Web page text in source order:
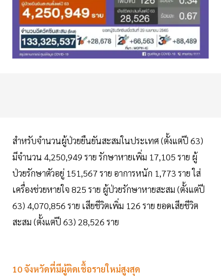
สำหรับจำนวนผู้ป่วยยืนยันสะสมในประเทศ (ตั้งแต่ปี 63)
มีจำนวน 4,250,949 ราย รักษาหายเพิ่ม 17,105 ราย ผู้
ป่วยรักษาตัวอยู่ 151,567 ราย อาการหนัก 1,773 ราย ใส่
เครื่องช่วยหายใจ 825 ราย ผู้ป่วยรักษาหายสะสม (ตั้งแต่ปี
63) 4,070,856 ราย เสียชีวิตเพิ่ม 126 ราย ยอดเสียชีวิต
สะสม (ตั้งแต่ปี 63) 28,526 ราย
10 จังหวัดที่มีผู้ติดเชื้อรายใหม่สูงสุด